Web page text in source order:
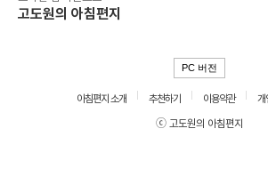
고도원의 아침편지
PC 버전
아침편지 소개 추천하기 이용약관
개
ⓒ 고도원의 아침편지